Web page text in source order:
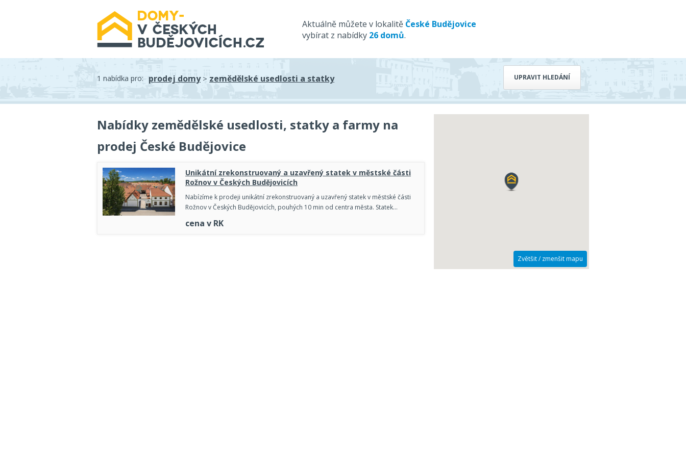
Aktuálně můžete v lokalitě České Budějovice
vybírat z nabídky 26 domů.
UPRAVIT HLEDÁNÍ
1 nabídka pro: prodej domy> zemědělské usedlosti a statky
Nabídky zemědělské usedlosti, statky a farmy na
prodej České Budějovice
Unikátní zrekonstruovaný a uzavřený statek v městské části
Rožnov v Českých Budějovicích
Nabízíme k prodeji unikátní zrekonstruovaný a uzavřený statek v městské části
Rožnov v Českých Budějovicích, pouhých 10 min od centra města. Statek…
cena v RK
Zvětšit / zmenšit mapu